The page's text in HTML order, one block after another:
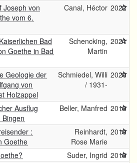
Joseph von
vom 6.
Canal, Héctor 2022
Bad
Goethe in Bad
Schencking,
Martin
2021
Geologie der
von
Holzappel
Schmiedel, Willi
/ 1931-
2020
Ausflug
Bingen
Beller, Manfred 2019
:
Goethe
Reinhardt,
Rose Marie
2019
Suder, Ingrid 2019